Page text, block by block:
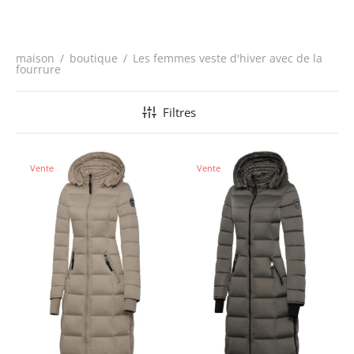
maison / boutique / Les femmes veste d'hiver avec de la
fourrure
Filtres
Vente Vente